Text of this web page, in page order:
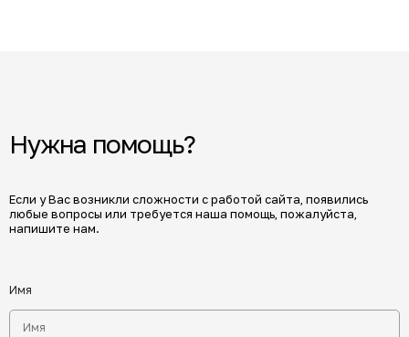
Нужна помощь?
Если у Вас возникли сложности с работой сайта, появились
любые вопросы или требуется наша помощь, пожалуйста,
напишите нам.
Имя